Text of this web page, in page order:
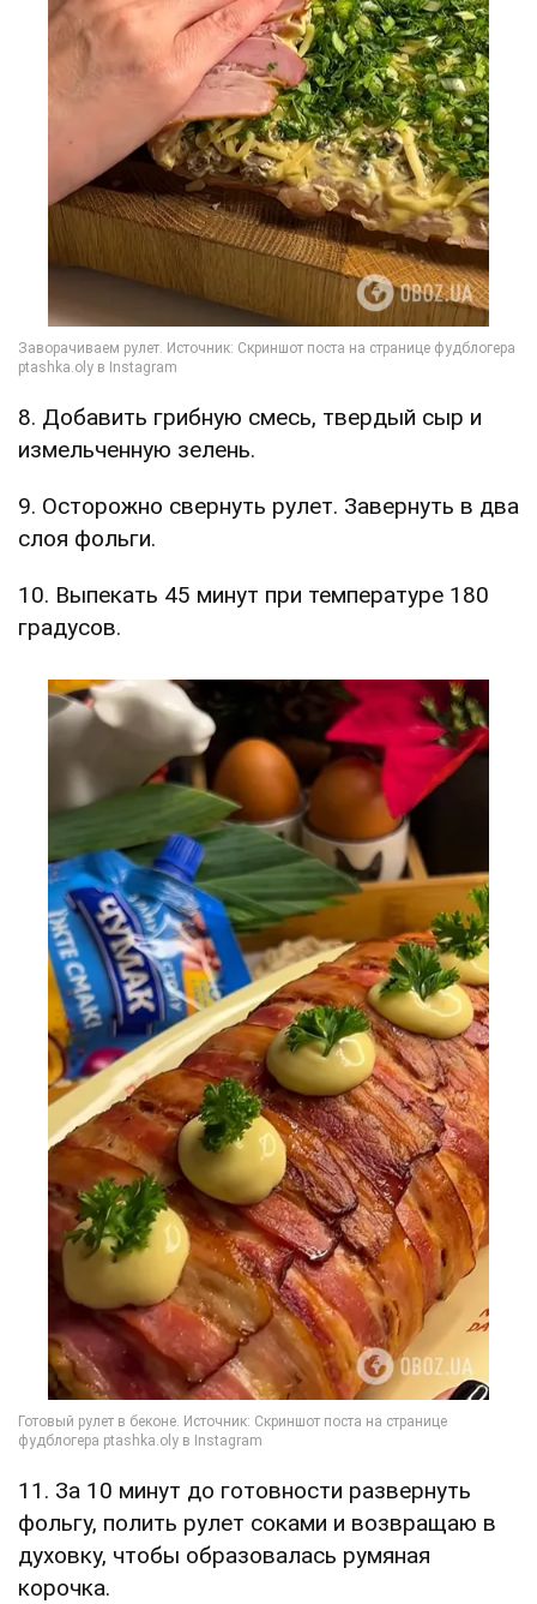
8. Добавить грибную смесь, твердый сыр и
измельченную зелень.
9. Осторожно свернуть рулет. Завернуть в два
слоя фольги.
10. Выпекать 45 минут при температуре 180
градусов.
11. За 10 минут до готовности развернуть
фольгу, полить рулет соками и возвращаю в
духовку, чтобы образовалась румяная
корочка.